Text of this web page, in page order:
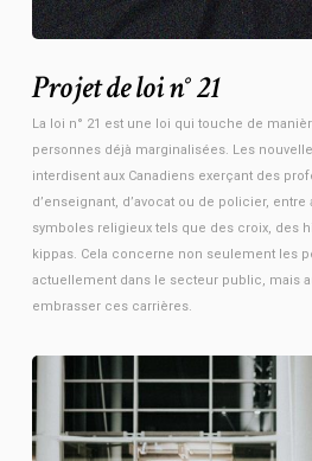
Projet de loi n° 21
La loi n° 21 est une loi qui touche de
personnes déjà marginalisées. Les
interdisent aux Canadiens exerçant des
d’enseignant, d’avocat ou de policier,
symboles religieux tels que des croix, des
kippas. Cela concerne non seulement les
actuellement dans le secteur public, mais
embrasser ces carrières.